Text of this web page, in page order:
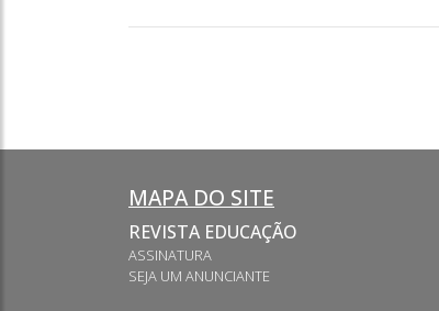
MAPA DO SITE
REVISTA EDUCAÇÃO
ASSINATURA
SEJA UM ANUNCIANTE